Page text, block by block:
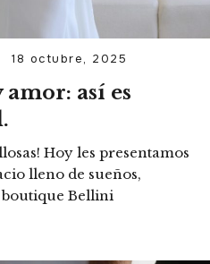
18 octubre, 2025
así es
Hoy les presentamos
lleno de sueños,
boutique Bellini